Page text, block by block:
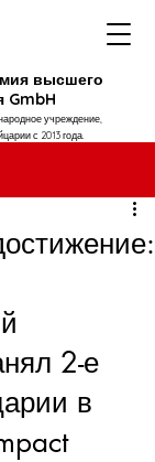
высшего
GmbH
учреждение,
с 2013 года.
2-е
в